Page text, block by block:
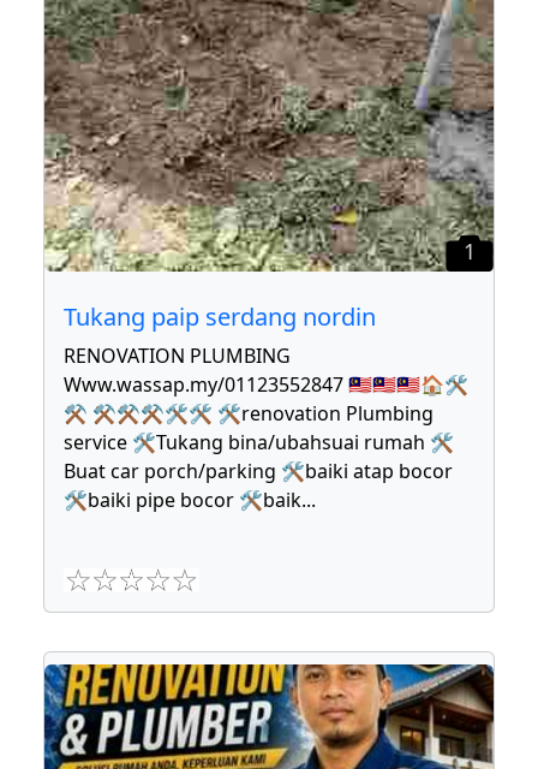
1
Tukang paip serdang nordin
RENOVATION PLUMBING
Www.wassap.my/01123552847 🇲🇾🇲🇾🇲🇾🏠🛠
⚒ ⚒⚒⚒🛠🛠 🛠renovation Plumbing
service 🛠Tukang bina/ubahsuai rumah 🛠
Buat car porch/parking 🛠baiki atap bocor
🛠baiki pipe bocor 🛠baik...